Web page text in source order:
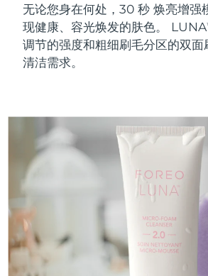
无论您身在何处，30 秒 焕亮增强
现健康、容光焕发的肤色。 LUNA
调节的强度和粗细刷毛分区的双面
清洁需求。
LUNA™ 4 Plus
Massage, LED heating
LUNA™ 4 mini
For young skin, T-zone
LUNA™ 4 go
For travel or gym bag
BEAR™ 2 go
Microcurrent toning
面部提拉护理
Premium anti-aging
BEAR™ 设备
All premium facelift
UFO™ 3 套装
Deep facial hydration
UFO™ 3 mini
Red light therapy
UFO™ 3 go
Portable red light
issa™ 4
Hybrid silicone sonic
Smart hybrid silicone
issa™ 4 smile
Hybrid silicone sonic
issa™ 4 baby
For ages 0-3
FAQ™ 抗老护理
FAQ™ 101
Clinical anti-aging
FAQ™ 102
Advanced clinical anti-
LED治疗
FAQ™ 201
LED mask
FAQ™ 202
LED mask
生发
FAQ™ 301
LED hair
肌肤年
FAQ™ 501
Full-Spectrum Red
NEW
文莱
保加利亚
智利
中国
哥伦比亚
克罗地亚
塞浦路斯